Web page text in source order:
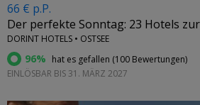
66 € p.P.
Der perfekte Sonntag: 23 Hotels
DORINT HOTELS • OSTSEE
96% hat es gefallen (100 Bewertungen)
EINLÖSBAR BIS 31. MÄRZ 2027